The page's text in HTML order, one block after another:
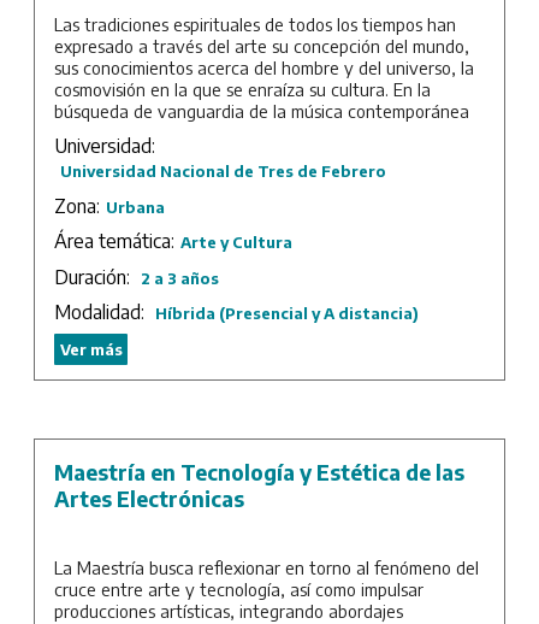
Las tradiciones espirituales de todos los tiempos han
expresado a través del arte su concepción del mundo,
sus conocimientos acerca del hombre y del universo, la
cosmovisión en la que se enraíza su cultura. En la
búsqueda de vanguardia de la música contemporánea
instrumental y electrónica, el proceso de creación
puede devenir un camino de conocimiento. Para esto, el
proceso debe ser atravesado no solo intelectualmente,
sino como lo que todas las tradiciones espirituales
coincidieron en denominar un proceso de iniciación.
Así, esta carrera surge como respuesta a la necesidad
de articular los conocimientos acerca de la relación
entre praxis artística, nuevas tecnologías musicales y
saber tradicional y propone sentar las bases de una
pedagogía alternativa de aquella heredada de los
estudios académicos de la tradición musical europea,
resaltando la diversidad de expresiones musicales, en
Universidad:
Universidad Nacional de Tres de Febrero
Zona: Urbana
Área temática: Arte y Cultura
Duración: 2 a 3 años
Modalidad:
Híbrida (Presencial y A distancia)
Ver más
Maestría en Tecnología y Estética de las
Artes Electrónicas
La Maestría busca reflexionar en torno al fenómeno del
cruce entre arte y tecnología, así como impulsar
producciones artísticas, integrando abordajes